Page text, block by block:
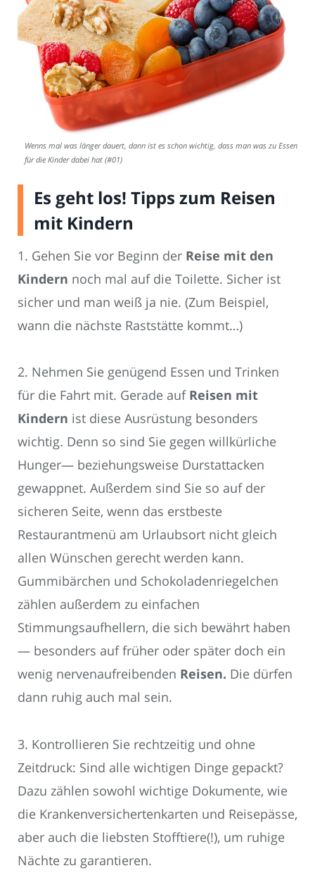
Wenns mal was länger dauert, dann ist es schon wichtig, dass man was zu Essen
für die Kinder dabei hat (#01)
Es geht los! Tipps zum Reisen
mit Kindern
1. Gehen Sie vor Beginn der Reise mit den
Kindern noch mal auf die Toilette. Sicher ist
sicher und man weiß ja nie. (Zum Beispiel,
wann die nächste Raststätte kommt…)
2. Nehmen Sie genügend Essen und Trinken
für die Fahrt mit. Gerade auf Reisen mit
Kindern ist diese Ausrüstung besonders
wichtig. Denn so sind Sie gegen willkürliche
Hunger— beziehungsweise Durstattacken
gewappnet. Außerdem sind Sie so auf der
sicheren Seite, wenn das erstbeste
Restaurantmenü am Urlaubsort nicht gleich
allen Wünschen gerecht werden kann.
Gummibärchen und Schokoladenriegelchen
zählen außerdem zu einfachen
Stimmungsaufhellern, die sich bewährt haben
— besonders auf früher oder später doch ein
wenig nervenaufreibenden Reisen. Die dürfen
dann ruhig auch mal sein.
3. Kontrollieren Sie rechtzeitig und ohne
Zeitdruck: Sind alle wichtigen Dinge gepackt?
Dazu zählen sowohl wichtige Dokumente, wie
die Krankenversichertenkarten und Reisepässe,
aber auch die liebsten Stofftiere(!), um ruhige
Nächte zu garantieren.